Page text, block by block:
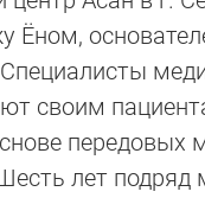
Ёном,
своим
передовых
лет